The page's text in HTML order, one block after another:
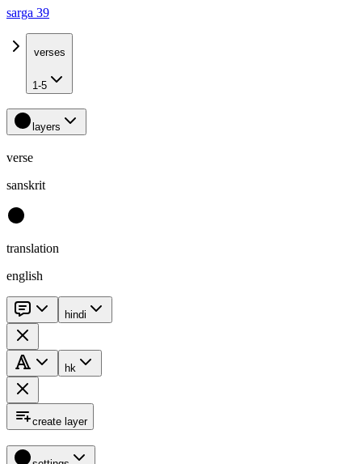
sarga 39
verses
1-5
layers
verse
sanskrit
translation
english
hindi
hk
create layer